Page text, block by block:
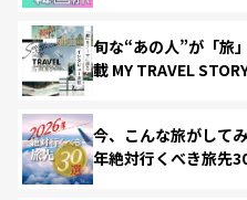
旬な“あの人”が「旅
載 MY TRAVEL
今、こんな旅がして
年絶対行くべき旅先